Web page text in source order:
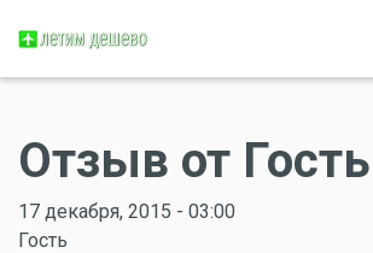
Отзыв от Гость
17 декабря, 2015 - 03:00
Гость